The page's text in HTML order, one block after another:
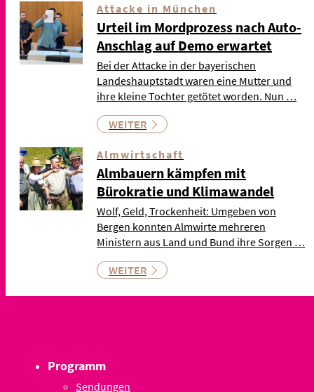
Attacke in München
Urteil im Mordprozess nach Auto-
Anschlag auf Demo erwartet
Bei der Attacke in der bayerischen
Landeshauptstadt waren eine Mutter und
ihre kleine Tochter getötet worden. Nun …
WEITER
Almwirtschaft
Almbauern kämpfen mit
Bürokratie und Klimawandel
Wolf, Geld, Trockenheit: Umgeben von
Bergen konnten Almwirte mehreren
Ministern aus Land und Bund ihre Sorgen …
WEITER
Programm
Sendungen